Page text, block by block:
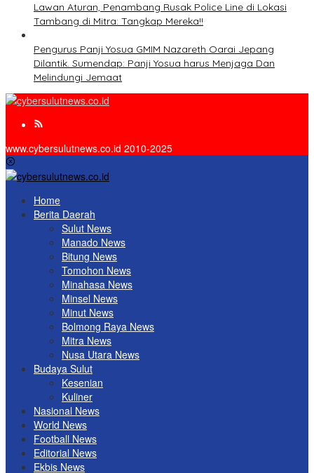
Lawan Aturan, Penambang Rusak Police Line di Lokasi
Tambang di Mitra: Tangkap Mereka!!
Pengurus Panji Yosua GMIM Nazareth Oarai Jepang
Dilantik. Sumendap: Panji Yosua harus Menjaga Dan
Melindungi Jemaat
www.cybersulutnews.co.id 2010-2025
Home
Berita Daerah
Sulut News
Manado News
Bitung News
Tomohon News
Minahasa News
Minsel News
Minut News
Bolmong Raya News
Mitra News
Nusa Utara News
Budaya Sulut
Kesenian
Kuliner
Nasional News
World News
Football News
Editorial News
Ekbis News